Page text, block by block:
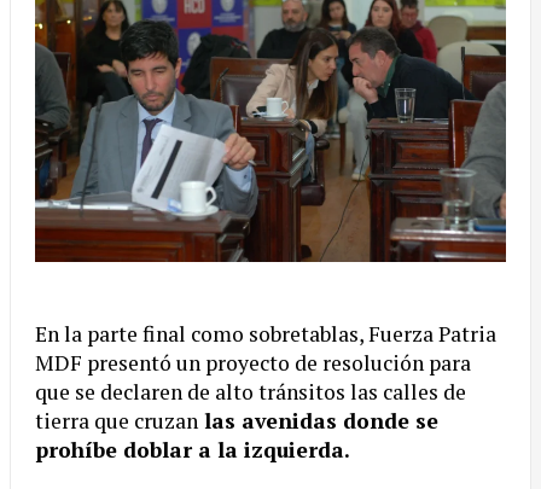
En la parte final como sobretablas, Fuerza Patria
MDF presentó un proyecto de resolución para
que se declaren de alto tránsitos las calles de
tierra que cruzan las avenidas donde se
prohíbe doblar a la izquierda.